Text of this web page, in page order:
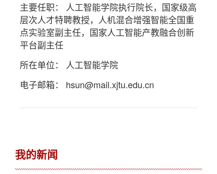
主要任职： 人工智能学院执行院长，国家级高
层次人才特聘教授，人机混合增强智能全国重
点实验室副主任，国家人工智能产教融合创新
平台副主任
所在单位： 人工智能学院
电子邮箱： hsun@mail.xjtu.edu.cn
我的新闻